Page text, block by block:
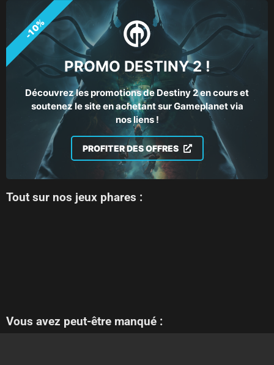
PROMO DESTINY 2 !
Découvrez les promotions de Destiny 2 en cours et
soutenez le site en achetant sur Gameplanet via
nos liens !
PROFITER DES OFFRES
-10%
Tout sur nos jeux phares :
Vous avez peut-être manqué :